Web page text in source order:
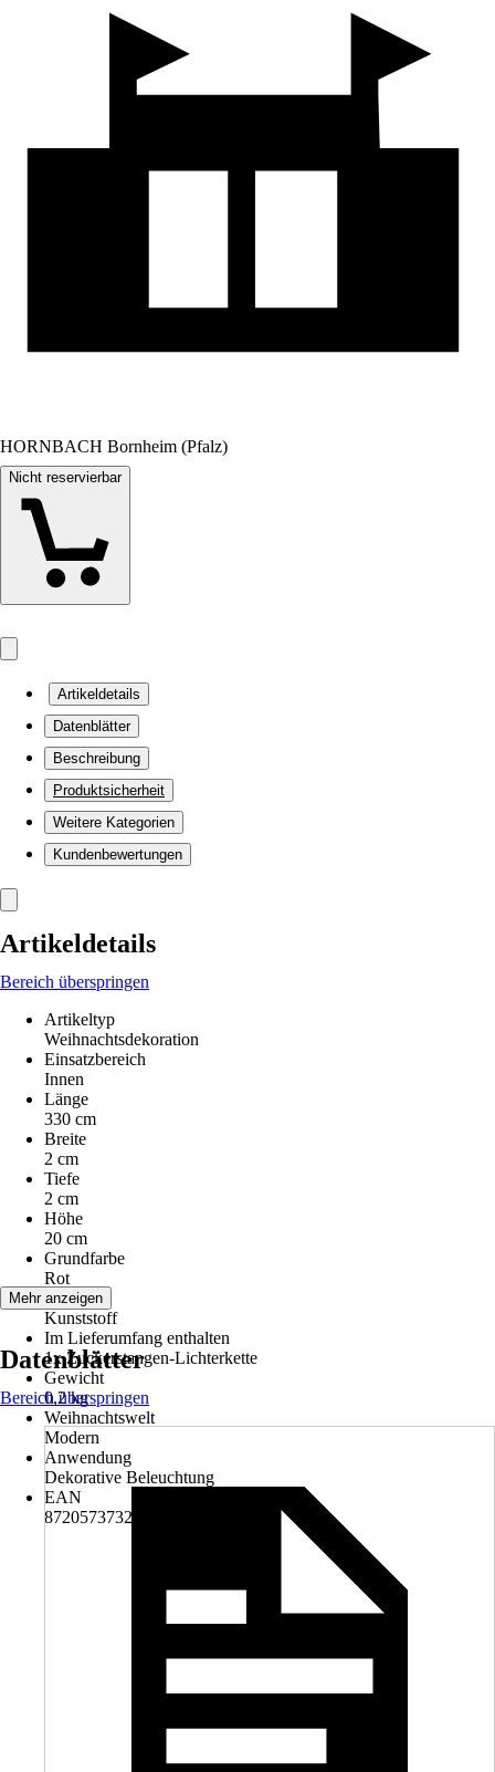
HORNBACH Bornheim (Pfalz)
Nicht reservierbar
Artikeldetails
Datenblätter
Beschreibung
Produktsicherheit
Weitere Kategorien
Kundenbewertungen
Artikeldetails
Bereich überspringen
Artikeltyp
Weihnachtsdekoration
Einsatzbereich
Innen
Länge
330 cm
Breite
2 cm
Tiefe
2 cm
Höhe
20 cm
Grundfarbe
Rot
Material
Kunststoff
Im Lieferumfang enthalten
1x Zuckerstangen-Lichterkette
Gewicht
0,2 kg
Weihnachtswelt
Modern
Anwendung
Dekorative Beleuchtung
EAN
8720573732864
Mehr anzeigen
Datenblätter
Bereich überspringen